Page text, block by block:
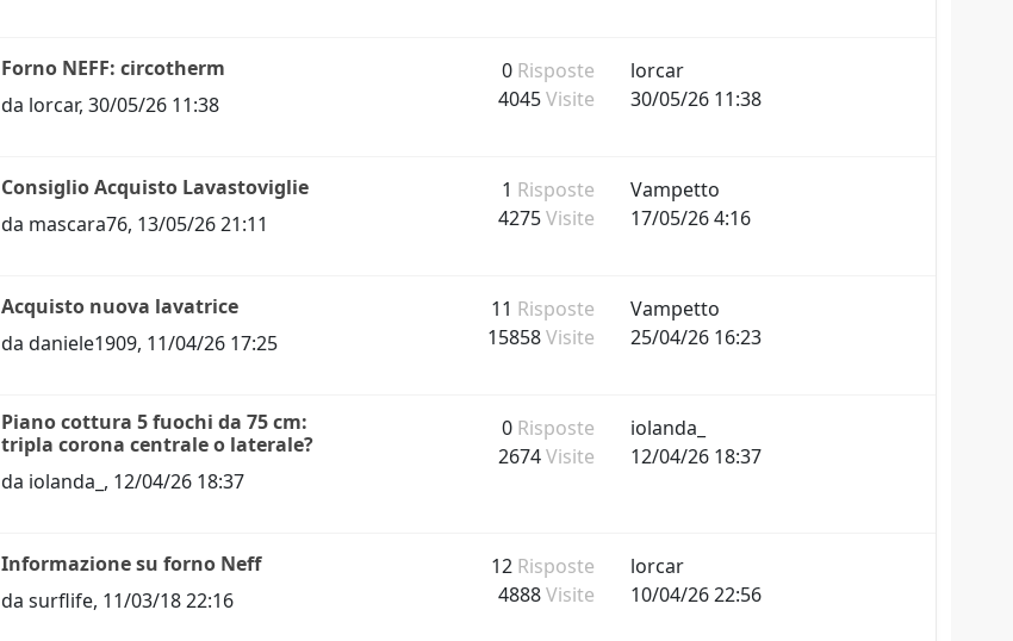
Forno NEFF: circotherm
da lorcar,30/05/26 11:38
0 Risposte
4045Visite
lorcar
30/05/26 11:38
Consiglio Acquisto Lavastoviglie
da mascara76, 13/05/26 21:11
1 Risposte
4275Visite
Vampetto
17/05/26 4:16
Acquisto nuova lavatrice
dadaniele1909, 11/04/26 17:25
11 Risposte
15858Visite
Vampetto
25/04/26 16:23
Piano cottura 5 fuochi da 75 cm:
tripla corona centrale o laterale?
da iolanda_ , 12/04/26 18:37
0 Risposte
2674Visite
iolanda_
12/04/26 18:37
Informazione su forno Neff
dasurflife, 11/03/18 22:16
12 Risposte
4888Visite
lorcar
10/04/26 22:56